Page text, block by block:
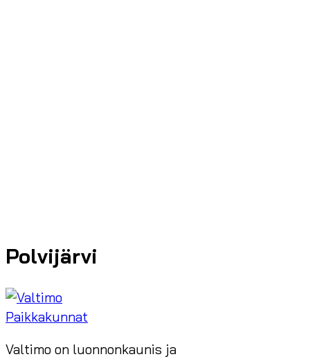
Polvijärvi
Paikkakunnat
Valtimo on luonnonkaunis ja